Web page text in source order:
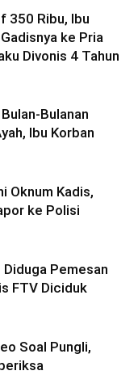
350 Ribu, Ibu
ke Pria
Divonis 4 Tahun
Bulanan
Ibu Korban
Oknum Kadis,
ke Polisi
Pemesan
FTV Diciduk
Soal Pungli,